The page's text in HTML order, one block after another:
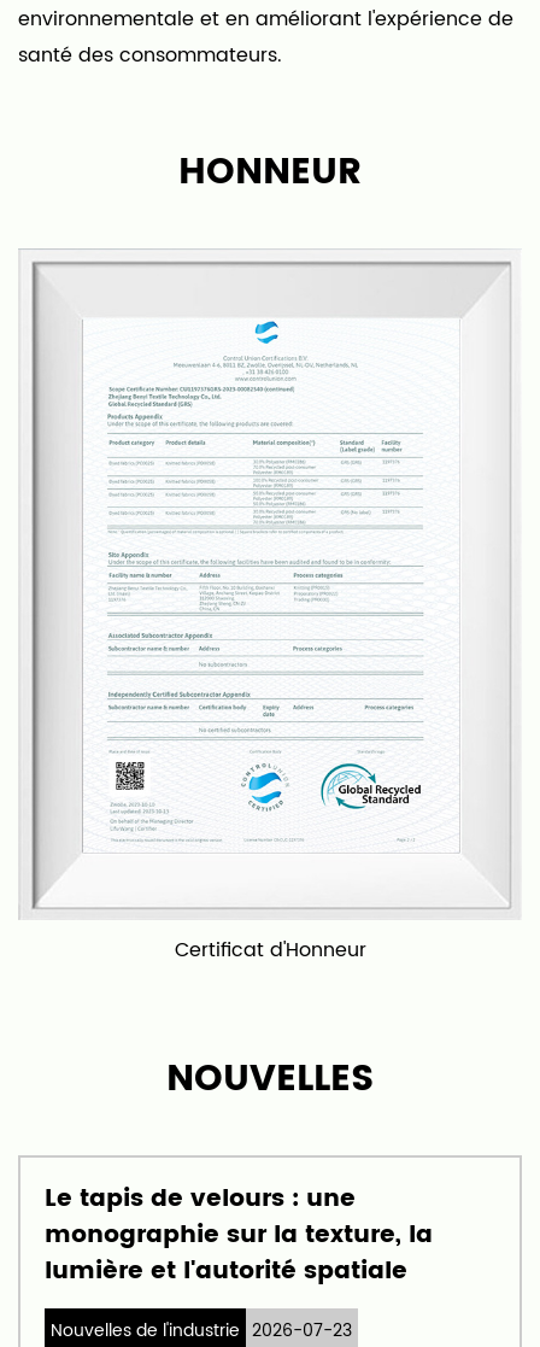
environnementale et en améliorant l'expérience de
santé des consommateurs.
le fond et la surface, il brise le mode de production
l'industrie du tapis, rendant la production de tapis
Bene possède ses propres usines de tissage, de
teinture/impression et de traitement de tapis finis,
ce qui nous permet de contrôler toute la chaîne de
production, en conservant une bonne qualité et des
délais de livraison. Avec une équipe de plus de 20
ingénieurs en tissus, nous développons chaque
trimestre de nouveaux tissus de moquette en
fonction des tendances du marché et pouvons
également fournir des services personnalisés en
fonction des exigences de nos clients.
Nos tapis et moquettes conviennent à divers
scénarios, notamment les salons, les chambres, les
salles de bains, les cuisines, les entrées et sorties, et
plus encore. Nous sommes fiers de fournir des
produits de haute qualité et un excellent service
client, et notre objectif est de devenir l'un des
principaux fabricants de tapis et moquettes en
Chine et même dans le monde.
HONNEUR
Certificat d'Honneur
NOUVELLES
Le tapis de velours : une
monographie sur la texture, la
lumière et l'autorité spatiale
Nouvelles de l'industrie 2026-07-23